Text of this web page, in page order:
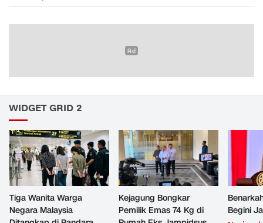
WIDGET GRID 2
Tiga Wanita Warga
Negara Malaysia
Kejagung Bongkar
Pemilik Emas 74 Kg di
Begini